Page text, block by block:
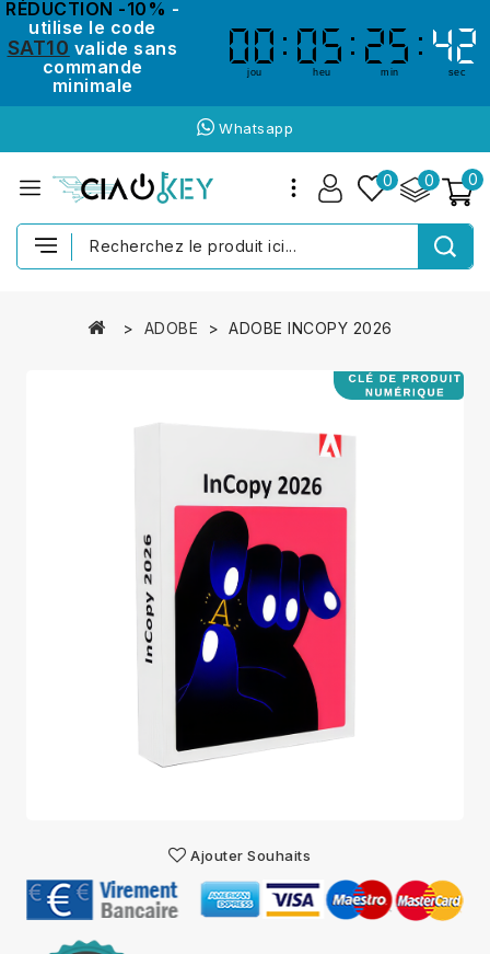
RÉDUCTION -10% -
utilise le code
SAT10 valide sans
commande
minimale
00
00
jou
05
05
heu
25
25
min
42
41
41
42
sec
Whatsapp
0
0
0
ADOBE ADOBE INCOPY 2026
Ajouter Souhaits